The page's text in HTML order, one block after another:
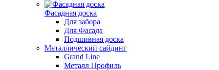
Фасадная доска
Для забора
Для Фасада
Подшивная доска
Металлический сайдинг
Grand Line
Металл Профиль